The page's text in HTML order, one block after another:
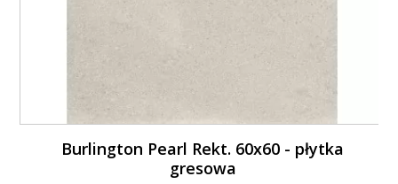
Burlington Pearl Rekt. 60x60 - płytka
gresowa